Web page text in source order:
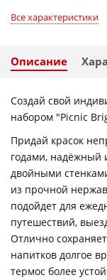
Все характеристики
Описание
Создай свой
набором "Picnic
Придай красок
годами, надёжный
двойными
из прочной
подойдет для
путешествий,
Отлично
напитков долгое
термос более